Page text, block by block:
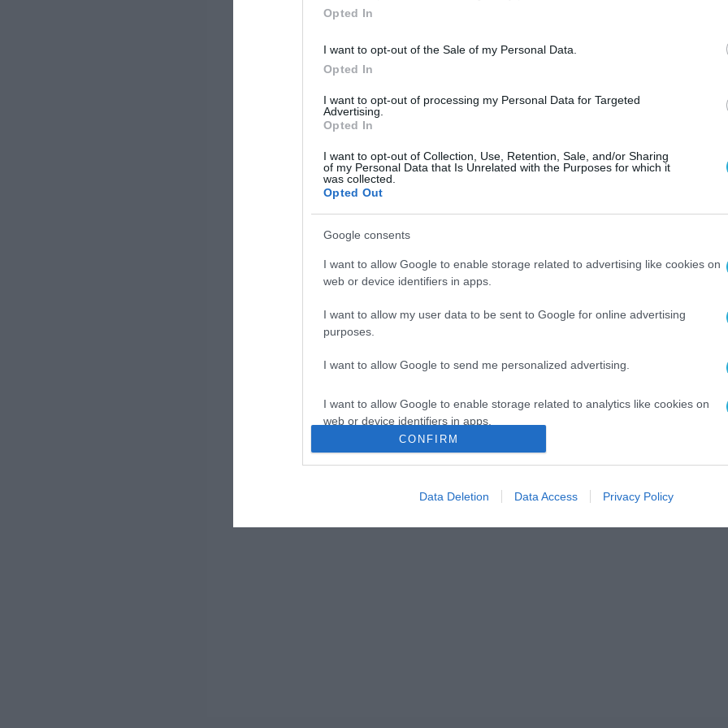
Opted In
I want to opt-out of the Sale of my Personal Data.
Opted In
I want to opt-out of processing my Personal Data for Targeted
Advertising.
Opted In
I want to opt-out of Collection, Use, Retention, Sale, and/or Sharing
of my Personal Data that Is Unrelated with the Purposes for which it
was collected.
Opted Out
Google consents
I want to allow Google to enable storage related to advertising like cookies on
web or device identifiers in apps.
I want to allow my user data to be sent to Google for online advertising
purposes.
I want to allow Google to send me personalized advertising.
I want to allow Google to enable storage related to analytics like cookies on
web or device identifiers in apps.
I want to allow Google to enable storage related to functionality of the website
I want to allow Google to enable storage related to personalization.
CONFIRM
Data Deletion Data Access Privacy Policy